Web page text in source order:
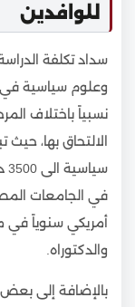
للوافدين
سداد تكلفة
وعلوم سياسية في
نسبياً باختلاف
الالتحاق بها،
أمريكي سنوياً في
والدكتوراه.
بالإضافة إلى بعض